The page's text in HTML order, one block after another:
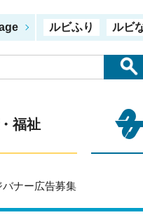
ルビふり ルビ
福祉
ナー広告募集